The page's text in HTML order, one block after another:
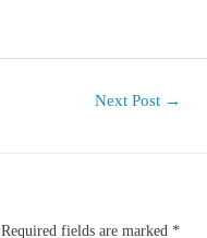
Next Post →
Required fields are marked *